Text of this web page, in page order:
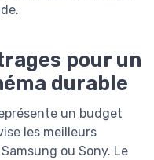
pour un
durable
un budget
les meilleurs
ou Sony. Le